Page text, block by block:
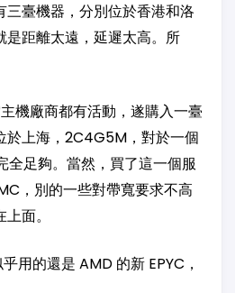
三臺機器，分別位於香港和洛
是距離太遠，延遲太高。所
機廠商都有活動，遂購入一臺
於上海，2C4G5M，對於一個
全足夠。當然，買了這一個服
，別的一些對帶寬要求不高
面。
用的還是 AMD 的新 EPYC，